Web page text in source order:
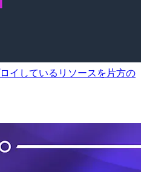
イしているリソースを片方の